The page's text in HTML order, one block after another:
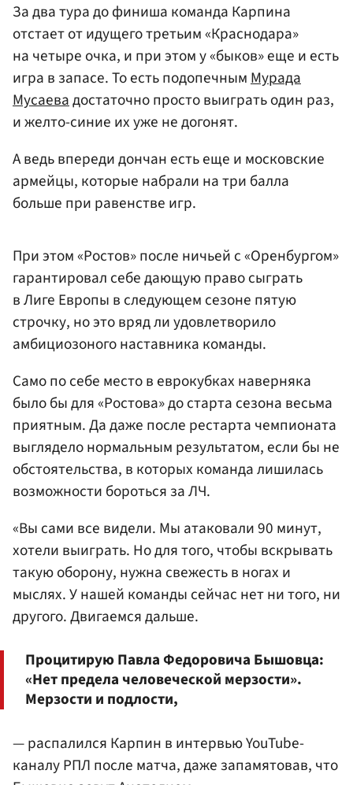
За два тура до финиша команда Карпина
отстает от идущего третьим «Краснодара»
на четыре очка, и при этом у «быков» еще и есть
игра в запасе. То есть подопечнымМурада
Мусаевадостаточно просто выиграть один раз,
и желто-синие их уже не догонят.
А ведь впереди дончан есть еще и московские
армейцы, которые набрали на три балла
больше при равенстве игр.
При этом «Ростов» после ничьей с «Оренбургом»
гарантировал себе дающую право сыграть
в Лиге Европы в следующем сезоне пятую
строчку, но это вряд ли удовлетворило
амбициозоного наставника команды.
Само по себе место в еврокубках наверняка
было бы для «Ростова» до старта сезона весьма
приятным. Да даже после рестарта чемпионата
выглядело нормальным результатом, если бы не
обстоятельства, в которых команда лишилась
возможности бороться за ЛЧ.
«Вы сами все видели. Мы атаковали 90 минут,
хотели выиграть. Но для того, чтобы вскрывать
такую оборону, нужна свежесть в ногах и
мыслях. У нашей команды сейчас нет ни того, ни
другого. Двигаемся дальше.
Процитирую Павла Федоровича Бышовца:
«Нет предела человеческой мерзости».
Мерзости и подлости,
— распалился Карпин в интервью YouTube-
каналу РПЛ после матча, даже запамятовав, что